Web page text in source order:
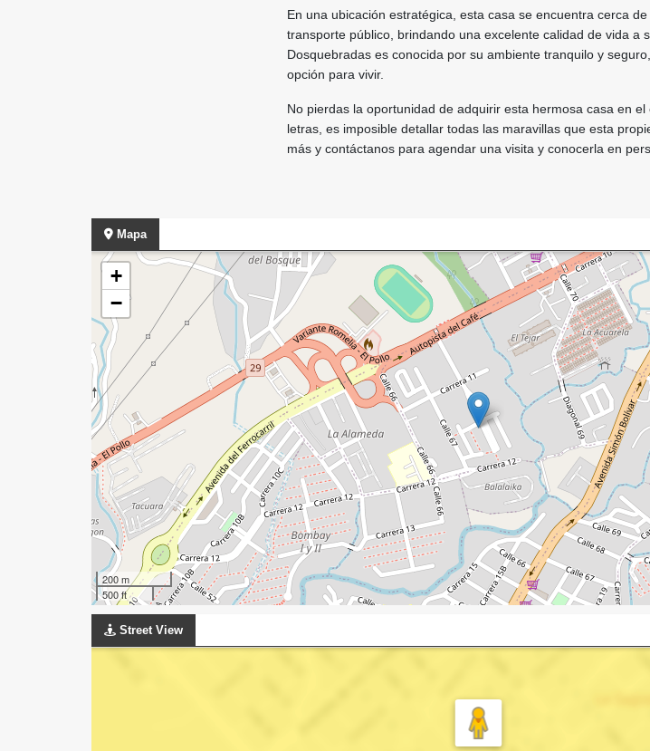
En una ubicación estratégica, esta casa se encuentra cerca
transporte público, brindando una excelente calidad de vida a
Dosquebradas es conocida por su ambiente tranquilo y
opción para vivir.
No pierdas la oportunidad de adquirir esta hermosa casa en
letras, es imposible detallar todas las maravillas que esta
más y contáctanos para agendar una visita y conocerla en
Mapa
+
−
200 m
500 ft
Street View